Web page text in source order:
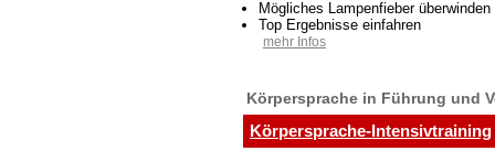
Mögliches Lampenfieber überwinden
Top Ergebnisse einfahren
mehr Infos
Körpersprache in Führung und
Körpersprache-Intensivtraining